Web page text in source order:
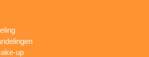
up